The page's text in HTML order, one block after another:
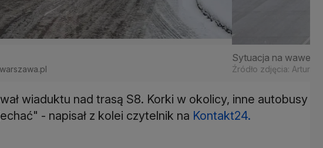
Sytuacja na
Źródło zdjęcia: Artur
wiaduktu nad trasą S8. Korki w okolicy, inne autobusy
- napisał z kolei czytelnik na Kontakt24.